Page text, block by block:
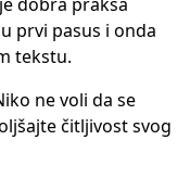
prvi pasus i onda
tekstu.
ne voli da se
čitljivost svog